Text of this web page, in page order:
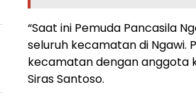
“Saat ini Pemuda Pancasila
seluruh kecamatan di Ngawi.
kecamatan dengan anggota
Siras Santoso.